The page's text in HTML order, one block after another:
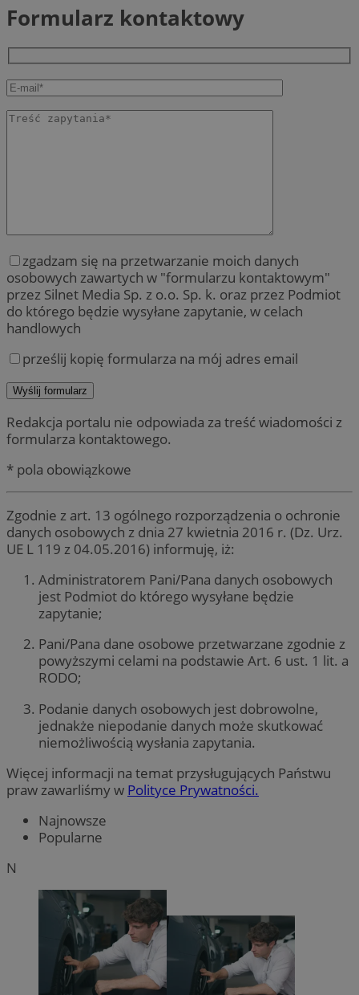
Formularz kontaktowy
zgadzam się na przetwarzanie moich danych
osobowych zawartych w "formularzu kontaktowym"
przez Silnet Media Sp. z o.o. Sp. k. oraz przez Podmiot
do którego będzie wysyłane zapytanie, w celach
handlowych
prześlij kopię formularza na mój adres email
Redakcja portalu nie odpowiada za treść wiadomości z
formularza kontaktowego.
* pola obowiązkowe
Zgodnie z art. 13 ogólnego rozporządzenia o ochronie
danych osobowych z dnia 27 kwietnia 2016 r. (Dz. Urz.
UE L 119 z 04.05.2016) informuję, iż:
Administratorem Pani/Pana danych osobowych
jest Podmiot do którego wysyłane będzie
zapytanie;
Pani/Pana dane osobowe przetwarzane zgodnie z
powyższymi celami na podstawie Art. 6 ust. 1 lit. a
RODO;
Podanie danych osobowych jest dobrowolne,
jednakże niepodanie danych może skutkować
niemożliwością wysłania zapytania.
Więcej informacji na temat przysługujących Państwu
praw zawarliśmy w Polityce Prywatności.
Najnowsze
Popularne
N